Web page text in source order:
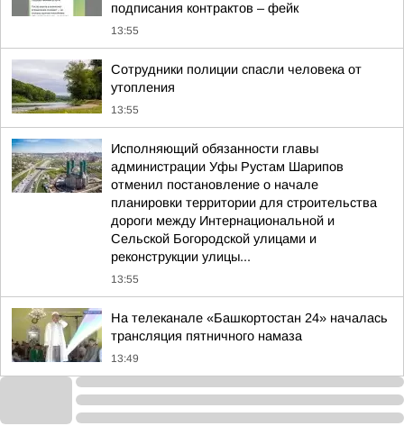
подписания контрактов – фейк
13:55
Сотрудники полиции спасли человека от
утопления
13:55
Исполняющий обязанности главы
администрации Уфы Рустам Шарипов
отменил постановление о начале
планировки территории для строительства
дороги между Интернациональной и
Сельской Богородской улицами и
реконструкции улицы...
13:55
На телеканале «Башкортостан 24» началась
трансляция пятничного намаза
13:49